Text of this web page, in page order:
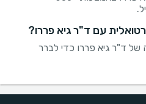
עם ד"ר גיא פררו?
ד"ר גיא פררו כדי לברר